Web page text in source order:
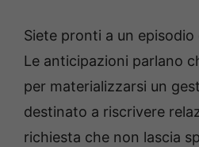
Siete pronti a un
Le anticipazioni parlano
per materializzarsi un
destinato a riscrivere
richiesta che non lascia